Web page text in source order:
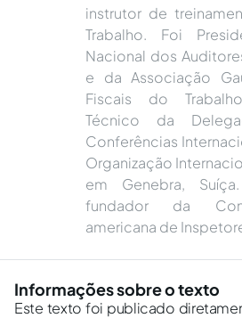
instrutor de
Trabalho. Foi
Nacional dos
e da Associação
Fiscais do
Técnico da
Conferências
Organização
em Genebra,
fundador da
americana de
Informações sobre o texto
Este texto foi publicado